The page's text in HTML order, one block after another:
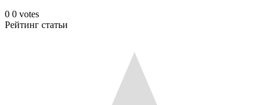
0 0 votes
Рейтинг статьи